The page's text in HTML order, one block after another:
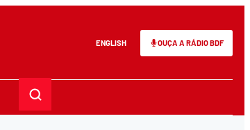
ENGLISH OUÇA A RÁDIO BDF